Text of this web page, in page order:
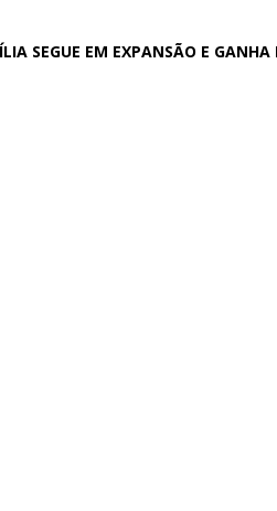
SEGUE EM EXPANSÃO E